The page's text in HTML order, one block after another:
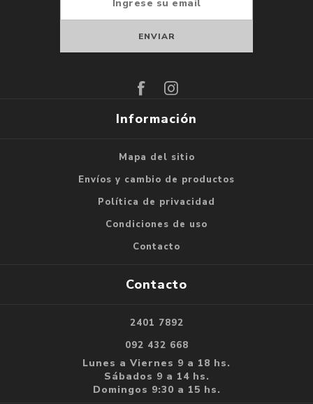
Información
Mapa del sitio
Envíos y cambio de productos
Política de privacidad
Condiciones de uso
Contacto
Contacto
2401 7892
092 432 668
Lunes a Viernes 9 a 18 hs.
Sábados 9 a 14 hs.
Domingos 9:30 a 15 hs.